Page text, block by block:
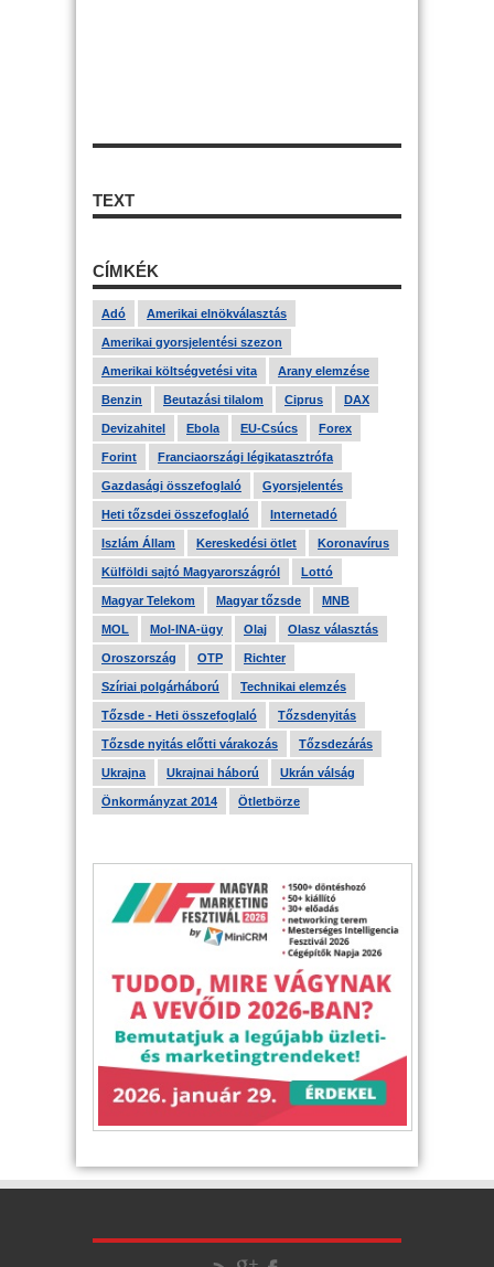
TEXT
CÍMKÉK
Adó Amerikai elnökválasztás
Amerikai gyorsjelentési szezon
Amerikai költségvetési vita Arany elemzése
Benzin Beutazási tilalom Ciprus DAX
Devizahitel Ebola EU-Csúcs Forex
Forint Franciaországi légikatasztrófa
Gazdasági összefoglaló Gyorsjelentés
Heti tőzsdei összefoglaló Internetadó
Iszlám Állam Kereskedési ötlet Koronavírus
Külföldi sajtó Magyarországról Lottó
Magyar Telekom Magyar tőzsde MNB
MOL Mol-INA-ügy Olaj Olasz választás
Oroszország OTP Richter
Szíriai polgárháború Technikai elemzés
Tőzsde - Heti összefoglaló Tőzsdenyitás
Tőzsde nyitás előtti várakozás Tőzsdezárás
Ukrajna Ukrajnai háború Ukrán válság
Önkormányzat 2014 Ötletbörze